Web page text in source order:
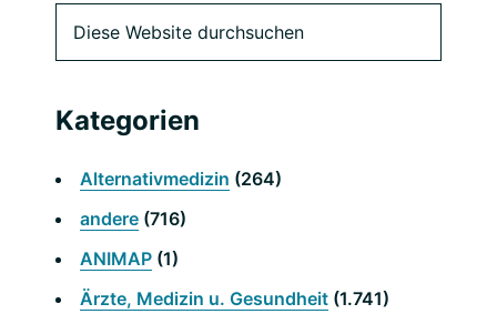
Primäre
Seitenleiste
Website
Kategorien
Alternativmedizin (264)
andere (716)
ANIMAP (1)
Ärzte, Medizin u. Gesundheit (1.741)